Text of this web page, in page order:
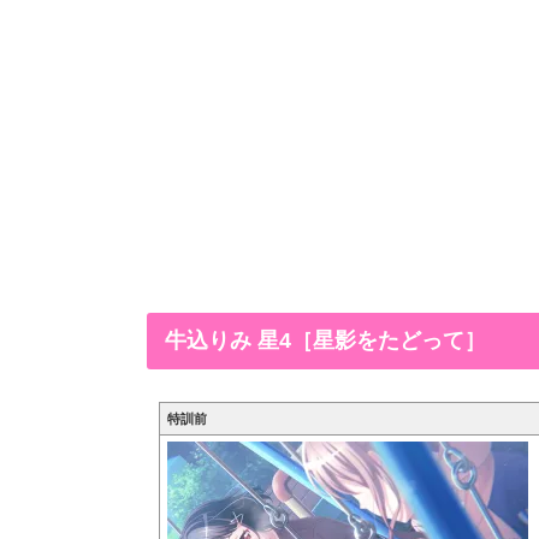
牛込りみ 星4［星影をたどって］
特訓前